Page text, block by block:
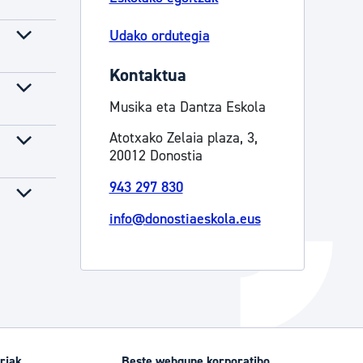
Izapideen katalogoa
Udako ordutegia
Kontaktua
Musika eta Dantza Eskola
Atotxako Zelaia plaza, 3,
20012 Donostia
943 297 830
info@donostiaeskola.eus